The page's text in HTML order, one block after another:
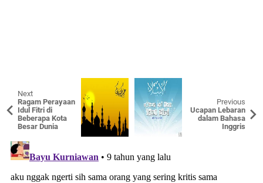
Next
Ragam Perayaan
Idul Fitri di
Beberapa Kota
Besar Dunia
Previous
Ucapan Lebaran
dalam Bahasa
Inggris